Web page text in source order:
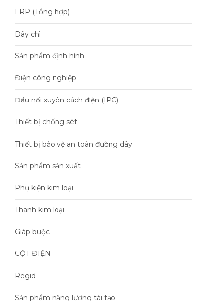
FRP (Tổng hợp)
Dây chì
Sản phẩm định hình
Điện công nghiệp
Đầu nối xuyên cách điện (IPC)
Thiết bị chống sét
Thiết bị bảo vệ an toàn đường dây
Sản phẩm sản xuất
Phụ kiện kim loại
Thanh kim loại
Giáp buộc
CỘT ĐIỆN
Regid
Sản phẩm năng lượng tái tạo